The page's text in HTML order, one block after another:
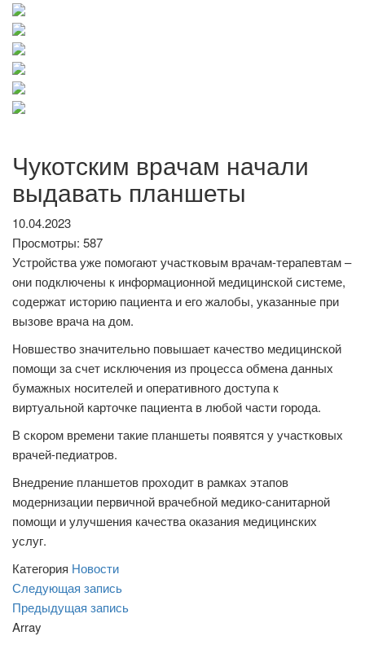
Чукотским врачам начали
выдавать планшеты
10.04.2023
Просмотры: 587
Устройства уже помогают участковым врачам-терапевтам –
они подключены к информационной медицинской системе,
содержат историю пациента и его жалобы, указанные при
вызове врача на дом.
Новшество значительно повышает качество медицинской
помощи за счет исключения из процесса обмена данных
бумажных носителей и оперативного доступа к
виртуальной карточке пациента в любой части города.
В скором времени такие планшеты появятся у участковых
врачей-педиатров.
Внедрение планшетов проходит в рамках этапов
модернизации первичной врачебной медико-санитарной
помощи и улучшения качества оказания медицинских
услуг.
Категория Новости
Навигация
по
Следующая записьСледующая
запись
Предыдущая записьПредыдущая
Array